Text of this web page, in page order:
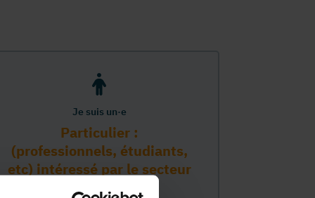
Je suis un·e
Particulier :
(professionnels, étudiants,
etc) intéressé par le secteur
PMS